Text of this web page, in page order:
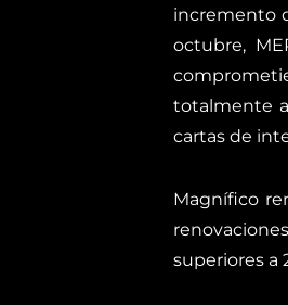
incremento
octubre,
totalmente
cartas de
Magnífico
superiores a